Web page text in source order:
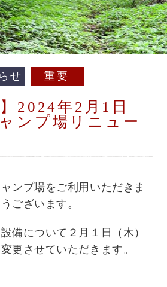
せ 重要
】2024年2月1日
ンプ場リニュー
ンプ場をご利用いただきま
ございます。
備について２月１日（木）
更させていただきます。